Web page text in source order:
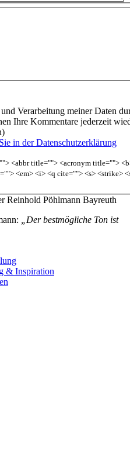
Verarbeitung meiner Daten
Ihre Kommentare jederzeit
in der Datenschutzerklärung
<abbr title=""> <acronym title="">
<em> <i> <q cite=""> <s> <strike>
„Der bestmögliche Ton ist
& Inspiration